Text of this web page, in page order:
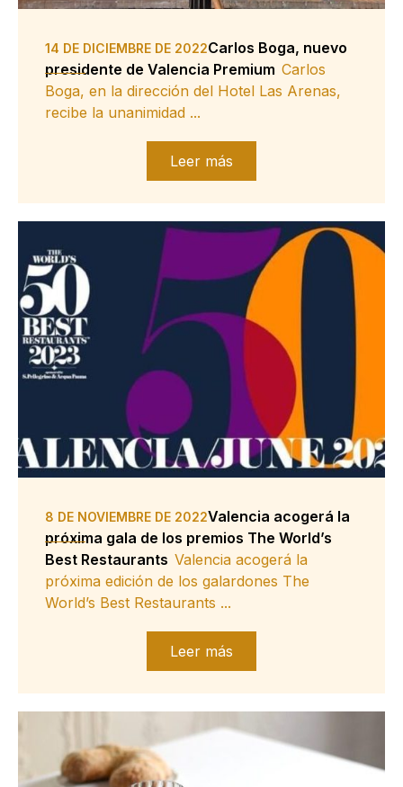
14 DE DICIEMBRE DE 2022Carlos Boga, nuevo
presidente de Valencia Premium Carlos
Boga, en la dirección del Hotel Las Arenas,
recibe la unanimidad ...
Leer más
8 DE NOVIEMBRE DE 2022Valencia acogerá la
próxima gala de los premios The World’s
Best Restaurants Valencia acogerá la
próxima edición de los galardones The
World’s Best Restaurants ...
Leer más